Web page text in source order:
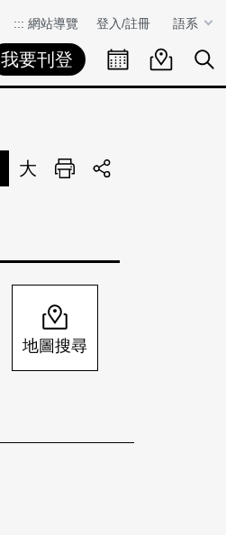
::: 網站導覽 登入/註冊 語系
我要刊登 活動日曆活動地圖展
大 列印
地圖搜尋